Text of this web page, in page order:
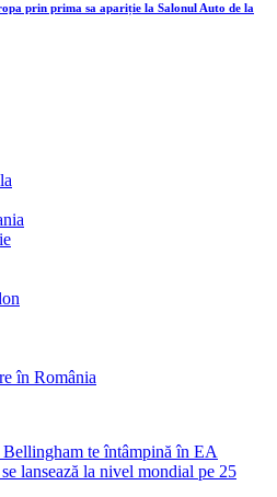
prin prima sa apariție la Salonul Auto de la
în România
te întâmpină în EA
lansează la nivel mondial pe 25